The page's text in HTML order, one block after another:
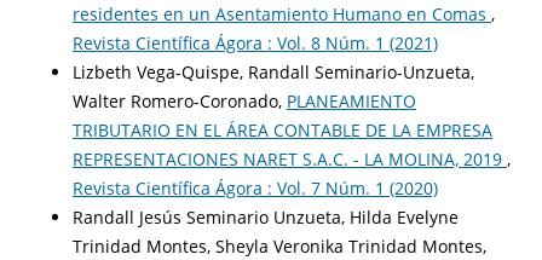
residentes en un Asentamiento Humano en Comas ,
Revista Científica Ágora : Vol. 8 Núm. 1 (2021)
Lizbeth Vega-Quispe, Randall Seminario-Unzueta,
Walter Romero-Coronado, PLANEAMIENTO
TRIBUTARIO EN EL ÁREA CONTABLE DE LA EMPRESA
REPRESENTACIONES NARET S.A.C. - LA MOLINA, 2019 ,
Revista Científica Ágora : Vol. 7 Núm. 1 (2020)
Randall Jesús Seminario Unzueta, Hilda Evelyne
Trinidad Montes, Sheyla Veronika Trinidad Montes,